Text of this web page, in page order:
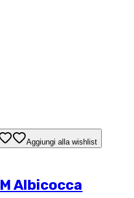
Aggiungi alla wishlist
Albicocca